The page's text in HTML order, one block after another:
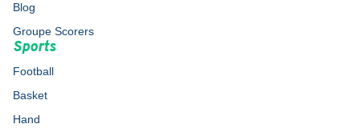
Blog
Groupe Scorers
Sports
Football
Basket
Hand